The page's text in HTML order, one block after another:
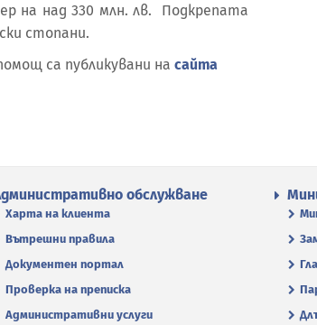
на над 330 млн. лв. Подкрепата
стопани.
са публикувани на сайта
обслужване
Харта на клиента
Вътрешни правила
Документен портал
Проверка на преписка
Административни услуги